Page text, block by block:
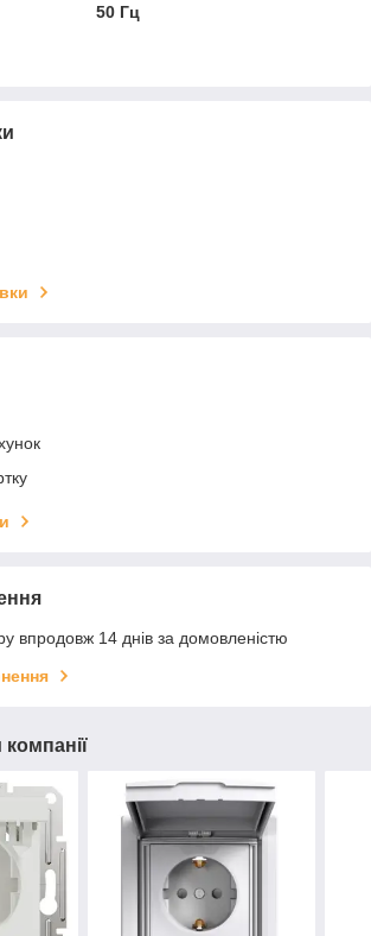
50 Гц
впродовж 14 днів за домовленістю
компанії